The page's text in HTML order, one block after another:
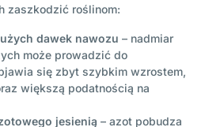
zaszkodzić roślinom:
dawek nawozu – nadmiar
może prowadzić do
się zbyt szybkim wzrostem,
większą podatnością na
jesienią – azot pobudza